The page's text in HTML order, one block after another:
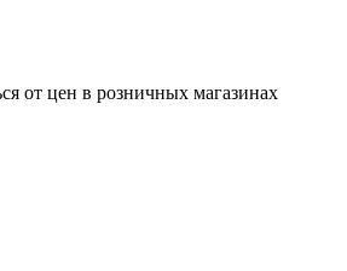
от цен в розничных магазинах